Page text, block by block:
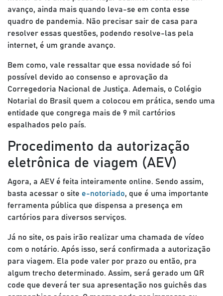
avanço, ainda mais quando leva-se em conta esse
quadro de pandemia. Não precisar sair de casa para
resolver essas questões, podendo resolve-las pela
internet, é um grande avanço.
Bem como, vale ressaltar que essa novidade só foi
possível devido ao consenso e aprovação da
Corregedoria Nacional de Justiça. Ademais, o Colégio
Notarial do Brasil quem a colocou em prática, sendo uma
entidade que congrega mais de 9 mil cartórios
espalhados pelo país.
Procedimento da autorização
eletrônica de viagem (AEV)
Agora, a AEV é feita inteiramente online. Sendo assim,
basta acessar o site e-notoriado, que é uma importante
ferramenta pública que dispensa a presença em
cartórios para diversos serviços.
Já no site, os pais irão realizar uma chamada de vídeo
com o notário. Após isso, será confirmada a autorização
para viagem. Ela pode valer por prazo ou então, pra
algum trecho determinado. Assim, será gerado um QR
code que deverá ter sua apresentação nos guichês das